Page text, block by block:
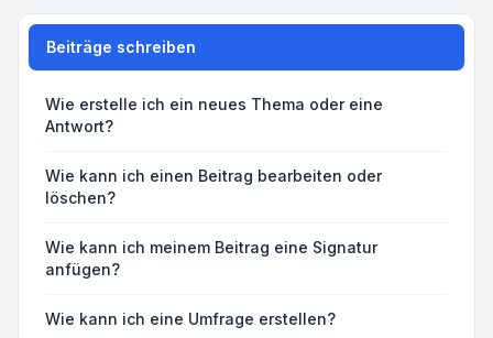
Beiträge schreiben
Wie erstelle ich ein neues Thema oder eine
Antwort?
Wie kann ich einen Beitrag bearbeiten oder
löschen?
Wie kann ich meinem Beitrag eine Signatur
anfügen?
Wie kann ich eine Umfrage erstellen?